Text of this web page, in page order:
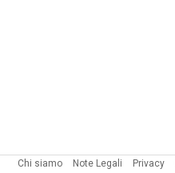
Chi siamo Note Legali Privacy